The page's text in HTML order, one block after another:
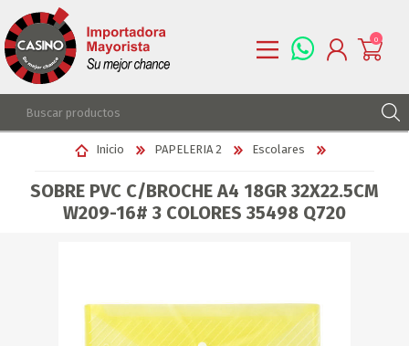
REGISTRARSE
LISTA DE DESEOS
0
Inicio PAPELERIA 2 Escolares
SOBRE PVC C/BROCHE A4 18GR 32X22.5CM
W209-16# 3 COLORES 35498 Q720